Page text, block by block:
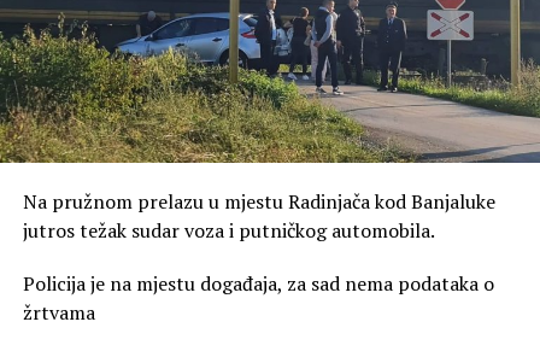
Na pružnom prelazu u mjestu Radinjača kod Banjaluke
jutros težak sudar voza i putničkog automobila.
Policija je na mjestu događaja, za sad nema podataka o
žrtvama